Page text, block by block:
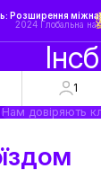
Розширення
2024 Глобальна
1
Нам довіряють